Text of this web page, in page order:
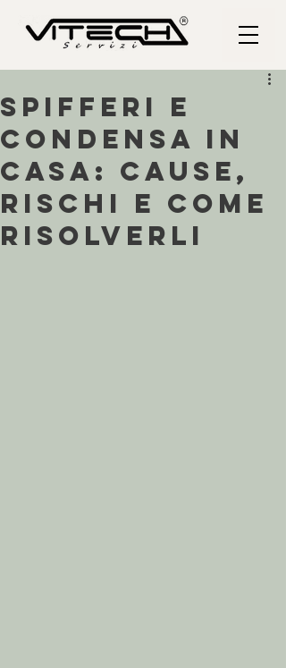
Spifferi e
condensa in
casa: cause,
rischi e come
risolverli